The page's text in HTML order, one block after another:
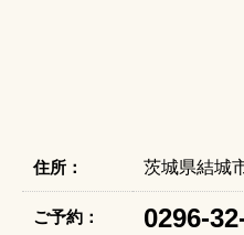
住所： 茨城県結城
ご予約： 0296-